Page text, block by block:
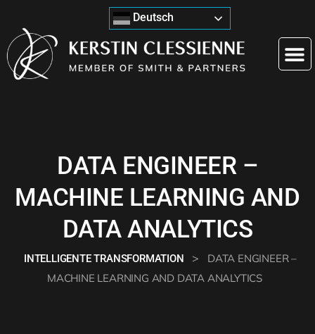
Deutsch
DATA ENGINEER –
MACHINE LEARNING AND
DATA ANALYTICS
INTELLIGENTE TRANSFORMATION >
DATA ENGINEER –
MACHINE LEARNING AND DATA ANALYTICS